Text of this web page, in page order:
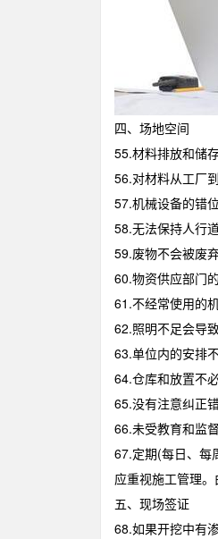
四、场地空间
55.材料排放和储存
56.对材料从工厂
57.机械设备的错位
58.无法保持人行
59.废物不会被废弃
60.物资供应部门
61.不经常使用的
62.照明不足会导
63.单位内的安排
64.仓库和放置不
65.没有注意纠正
66.未受教育和监
67.定期(每日、每
应重视施工管理
五、现场签证
68.如果开挖中有